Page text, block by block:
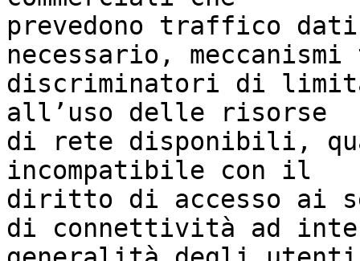
prevedono traffico
necessario, meccanismi
discriminatori di
all’uso delle risorse
di rete disponibili,
incompatibile con il
diritto di accesso ai
di connettività ad